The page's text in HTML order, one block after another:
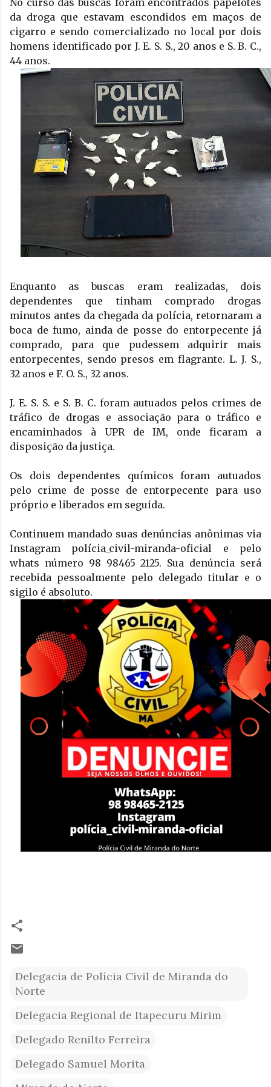
da droga que estavam escondidos em maços de
cigarro e sendo comercializado no local por dois
homens identificado por J. E. S. S., 20 anos e S. B. C.,
44 anos.
Enquanto as buscas eram realizadas, dois
dependentes que tinham comprado drogas
minutos antes da chegada da polícia, retornaram a
boca de fumo, ainda de posse do entorpecente já
comprado, para que pudessem adquirir mais
entorpecentes, sendo presos em flagrante. L. J. S.,
32 anos e F. O. S., 32 anos.
J. E. S. S. e S. B. C. foram autuados pelos crimes de
tráfico de drogas e associação para o tráfico e
encaminhados à UPR de IM, onde ficaram a
disposição da justiça.
Os dois dependentes químicos foram autuados
pelo crime de posse de entorpecente para uso
próprio e liberados em seguida.
Continuem mandado suas denúncias anônimas via
Instagram polícia_civil-miranda-oficial e pelo
whats número 98 98465 2125. Sua denúncia será
recebida pessoalmente pelo delegado titular e o
sigilo é absoluto.
Delegacia de Polícia Civil de Miranda do
Norte
Delegacia Regional de Itapecuru Mirim
Delegado Renilto Ferreira
Delegado Samuel Morita